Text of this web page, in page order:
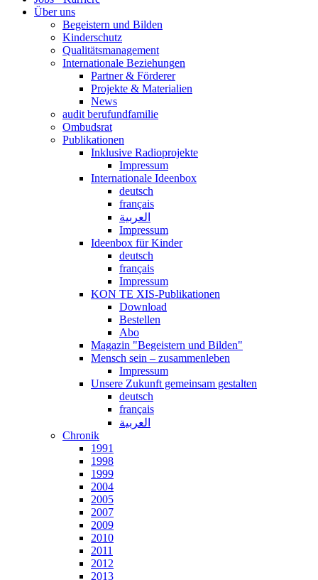
Über uns
Begeistern und Bilden
Kinderschutz
Qualitätsmanagement
Internationale Beziehungen
Partner & Förderer
Projekte & Materialien
News
audit berufundfamilie
Ombudsrat
Publikationen
Inklusive Radioprojekte
Impressum
Internationale Ideenbox
deutsch
français
العربية
Impressum
Ideenbox für Kinder
deutsch
français
Impressum
KON TE XIS-Publikationen
Download
Bestellen
Abo
Magazin "Begeistern und Bilden"
Mensch sein – zusammenleben
Impressum
Unsere Zukunft gemeinsam gestalten
deutsch
français
العربية
Chronik
1991
1998
1999
2004
2005
2007
2009
2010
2011
2012
2013